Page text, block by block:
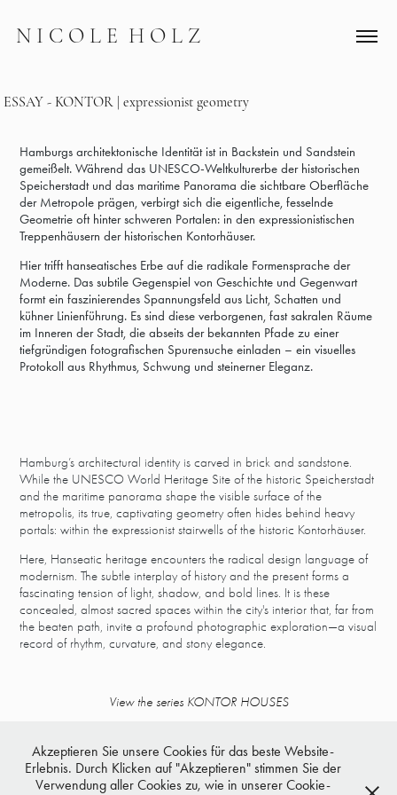
N I C O L E  H O L Z
ESSAY - KONTOR | expressionist geometry
Hamburgs architektonische Identität ist in Backstein und Sandstein
gemeißelt. Während das UNESCO-Weltkulturerbe der historischen
Speicherstadt und das maritime Panorama die sichtbare Oberfläche
der Metropole prägen, verbirgt sich die eigentliche, fesselnde
Geometrie oft hinter schweren Portalen: in den expressionistischen
Treppenhäusern der historischen Kontorhäuser.
Hier trifft hanseatisches Erbe auf die radikale Formensprache der
Moderne. Das subtile Gegenspiel von Geschichte und Gegenwart
formt ein faszinierendes Spannungsfeld aus Licht, Schatten und
kühner Linienführung. Es sind diese verborgenen, fast sakralen Räume
im Inneren der Stadt, die abseits der bekannten Pfade zu einer
tiefgründigen fotografischen Spurensuche einladen – ein visuelles
Protokoll aus Rhythmus, Schwung und steinerner Eleganz.
Hamburg’s architectural identity is carved in brick and sandstone.
While the UNESCO World Heritage Site of the historic Speicherstadt
and the maritime panorama shape the visible surface of the
metropolis, its true, captivating geometry often hides behind heavy
portals: within the expressionist stairwells of the historic Kontorhäuser.
Here, Hanseatic heritage encounters the radical design language of
modernism. The subtle interplay of history and the present forms a
fascinating tension of light, shadow, and bold lines. It is these
concealed, almost sacred spaces within the city's interior that, far from
the beaten path, invite a profound photographic exploration—a visual
record of rhythm, curvature, and stony elegance.
View the series KONTOR HOUSES
Akzeptieren Sie unsere Cookies für das beste Website-
Erlebnis. Durch Klicken auf "Akzeptieren" stimmen Sie der
Verwendung aller Cookies zu, wie in unserer Cookie-